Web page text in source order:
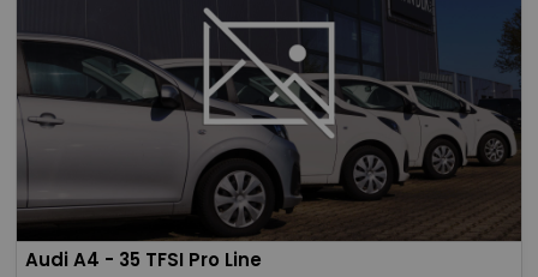
Audi A4 - 35 TFSI Pro Line